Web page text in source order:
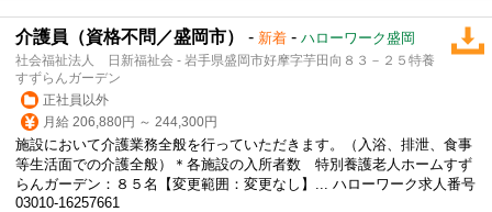
介護員（資格不問／盛岡市） - 新着 - ハローワーク盛岡
社会福祉法人 日新福祉会 - 岩手県盛岡市好摩字芋田向８３－２５特養
すずらんガーデン
正社員以外
月給 206,880円 ～ 244,300円
施設において介護業務全般を行っていただきます。（入浴、排泄、食事
等生活面での介護全般）＊各施設の入所者数 特別養護老人ホームすず
らんガーデン：８５名【変更範囲：変更なし】... ハローワーク求人番号
03010-16257661